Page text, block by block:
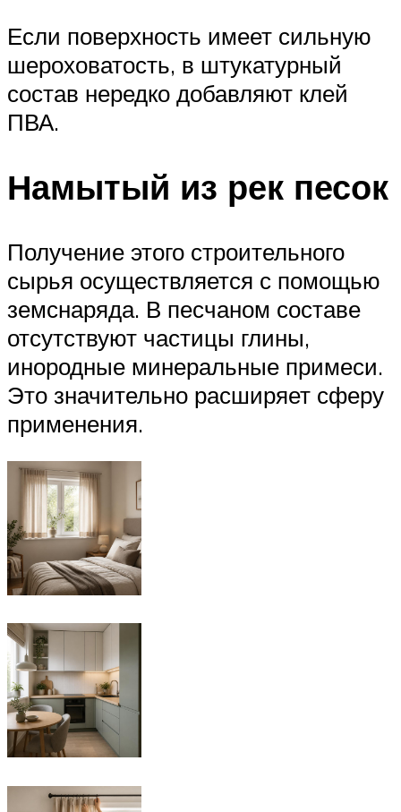
Если поверхность имеет сильную
шероховатость, в штукатурный
состав нередко добавляют клей
ПВА.
Намытый из рек песок
Получение этого строительного
сырья осуществляется с помощью
земснаряда. В песчаном составе
отсутствуют частицы глины,
инородные минеральные примеси.
Это значительно расширяет сферу
применения.